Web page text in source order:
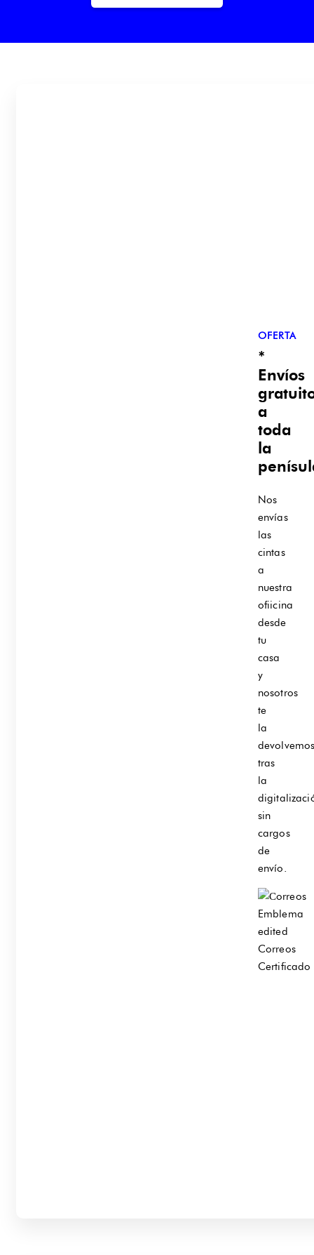
OFERTA
*
Envíos
a
toda
la
Nos
envías
las
cintas
a
nuestra
ofiicina
desde
tu
casa
y
nosotros
te
la
tras
la
sin
cargos
de
envío.
Correos
Certificado